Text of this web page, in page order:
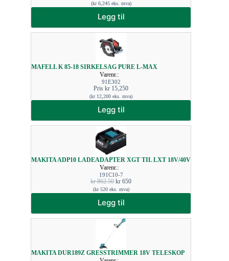
(kr6,245eks. mva)
Legg til
MAFELL K 85-18 SIRKELSAG PURE L-MAX
Varenr.:
91E302
Pris kr 15,250
(kr12,200 eks. mva)
Legg til
MAKITA ADP10 LADEADAPTER XGT TIL LXT 18V/40V
Varenr.:
191C10-7
kr862.50 kr 650
(kr520eks. mva)
Legg til
MAKITA DUR189Z GRESSTRIMMER 18V TELESKOP